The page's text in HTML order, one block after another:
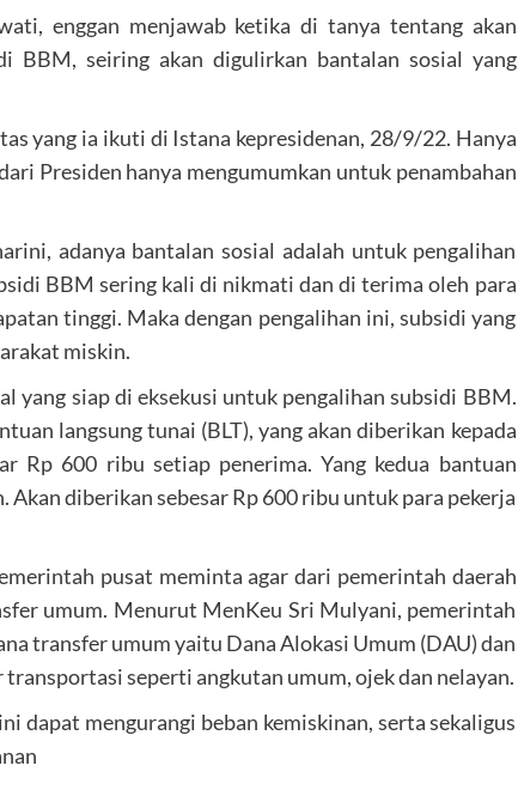
enggan menjawab ketika di tanya tentang akan
BBM, seiring akan digulirkan bantalan sosial yang
yang ia ikuti di Istana kepresidenan, 28/9/22. Hanya
Presiden hanya mengumumkan untuk penambahan
adanya bantalan sosial adalah untuk pengalihan
BBM sering kali di nikmati dan di terima oleh para
tinggi. Maka dengan pengalihan ini, subsidi yang
miskin.
yang siap di eksekusi untuk pengalihan subsidi BBM.
langsung tunai (BLT), yang akan diberikan kepada
Rp 600 ribu setiap penerima. Yang kedua bantuan
diberikan sebesar Rp 600 ribu untuk para pekerja
pusat meminta agar dari pemerintah daerah
umum. Menurut MenKeu Sri Mulyani, pemerintah
transfer umum yaitu Dana Alokasi Umum (DAU) dan
seperti angkutan umum, ojek dan nelayan.
dapat mengurangi beban kemiskinan, serta sekaligus